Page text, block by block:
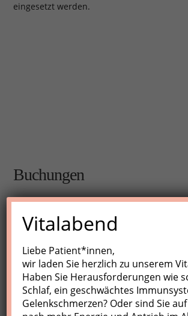
eingesetzt werden.
Buchungen
Buchungen sind für diese Veranstaltung
möglich.
Nächste Kurse
Keine Veranstaltungen
Vitalabend
Liebe Patient*innen,
wir laden Sie herzlich zu unserem
Haben Sie Herausforderungen wie
Schlaf, ein geschwächtes
Gelenkschmerzen? Oder sind Sie